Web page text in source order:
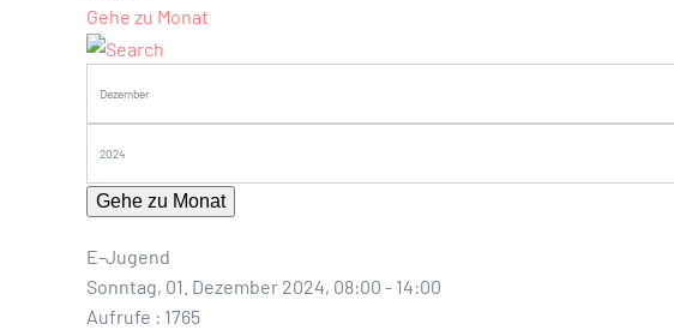
Gehe zu Monat
Gehe zu Monat
E-Jugend
Sonntag, 01. Dezember 2024, 08:00 - 14:00
Aufrufe : 1765